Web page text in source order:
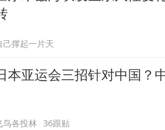
己撑起一片天
本亚运会三招针对中国？
鸟各投林 36跟贴